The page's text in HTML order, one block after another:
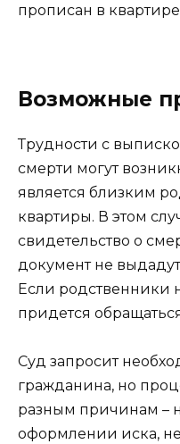
прописан в
Возможные
Трудности с
смерти могут
является близким
квартиры. В этом
свидетельство о
документ не
Если родственники
придется
Суд запросит
гражданина, но
разным причинам –
оформлении иска,